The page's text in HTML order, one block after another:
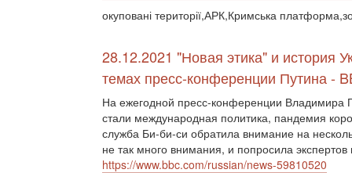
окуповані території,АРК,Кримська
28.12.2021 "Новая этика" и история
темах пресс-конференции Путина -
На ежегодной пресс-конференции
стали международная политика, пандемия
служба Би-би-си обратила внимание на
не так много внимания, и попросила
https://www.bbc.com/russian/news-59810520